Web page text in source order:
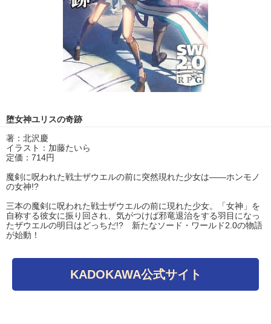
堕女神ユリスの奇跡
著：北沢慶
イラスト：加藤たいら
定価：714円
魔剣に呪われた戦士ザウエルの前に突然現れた少女は――ホンモノ
の女神!?
三本の魔剣に呪われた戦士ザウエルの前に現れた少女。「女神」を
自称する彼女に振り回され、気がつけば邪竜退治をする羽目になっ
たザウエルの明日はどっちだ!? 新たなソード・ワールド2.0の物語
が始動！
KADOKAWA公式サイト